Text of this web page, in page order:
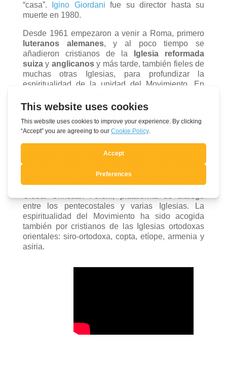
“casa”.
Igino Giordani fue su director hasta su
muerte en 1980.
Desde 1961 empezaron a venir a Roma, primero
luteranos alemanes, y al poco tiempo se
añadieron cristianos de la
Iglesia reformada
suizay anglicanosy más tarde, también fieles de
muchas otras Iglesias, para profundizar la
espiritualidad de la unidad del Movimiento. En
Iglesia anglicana‒el arzobispo de Canterbury
sus sucesores. En 1967 se tuvo el primero de los
25 encuentros con el patriarca ortodoxo de
Constantinopla, Atenágoras I; después con sus
sucesores hasta el actual patriarca Bartolomé I.
En ese mismo año se dieron los primeros
Consejo Mundial de las Iglesias
y, más recientemente nació la relación con el
entre los pentecostales y varias Iglesias. La
espiritualidad del Movimiento ha sido acogida
también por cristianos de las Iglesias ortodoxas
orientales: siro-ortodoxa, copta, etíope, armenia y
asiria.